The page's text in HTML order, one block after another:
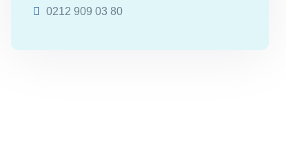
0212 909 03 80